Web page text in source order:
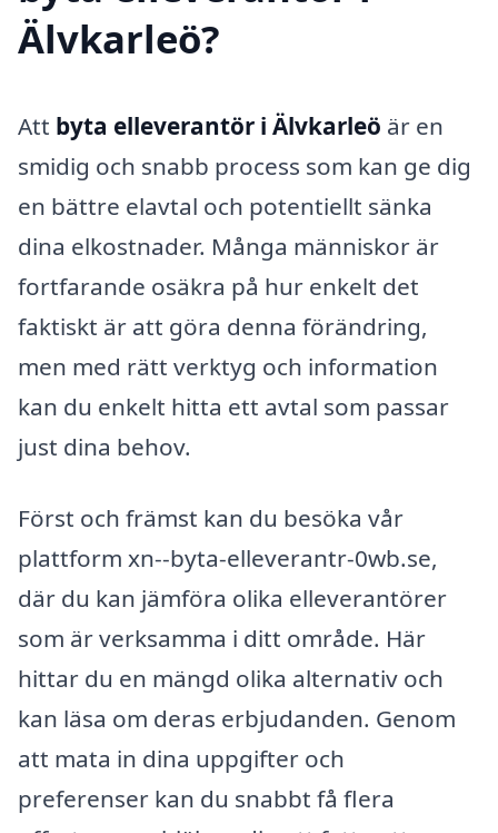
Älvkarleö?
Att byta elleverantör i Älvkarleö är en
smidig och snabb process som kan ge dig
en bättre elavtal och potentiellt sänka
dina elkostnader. Många människor är
fortfarande osäkra på hur enkelt det
faktiskt är att göra denna förändring,
men med rätt verktyg och information
kan du enkelt hitta ett avtal som passar
just dina behov.
Först och främst kan du besöka vår
plattform xn--byta-elleverantr-0wb.se,
där du kan jämföra olika elleverantörer
som är verksamma i ditt område. Här
hittar du en mängd olika alternativ och
kan läsa om deras erbjudanden. Genom
att mata in dina uppgifter och
preferenser kan du snabbt få flera